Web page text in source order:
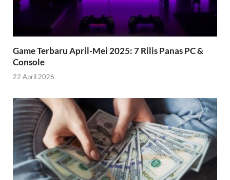
Game Terbaru April-Mei 2025: 7 Rilis Panas PC &
Console
22 April 2026